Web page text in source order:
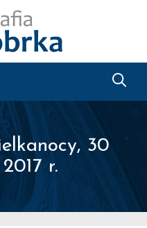
30
r.